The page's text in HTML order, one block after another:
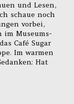
und Lesen,
schaue noch
vorbei,
im Museums-
Café Sugar
Im warmen
Hat